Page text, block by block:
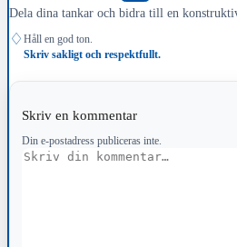
Dela dina tankar och bidra till en
♢ Håll en god ton.
Skriv sakligt och respektfullt.
Skriv en kommentar
Din e-postadress publiceras inte.
Kommentar